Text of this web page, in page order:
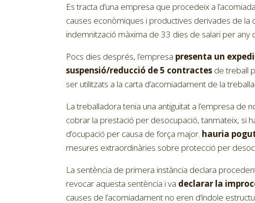
Es tracta d’una empresa que procedeix a
causes econòmiques i productives derivades de la
indemnització màxima de 33 dies de salari per any
Pocs dies després, l’empresa presenta un
suspensió/reducció de 5 contractes de treball
ser utilitzats a la carta d’acomiadament de la
La treballadora tenia una antiguitat a l’empresa
cobrar la prestació per desocupació, tanmateix, si
d’ocupació per causa de força major. hauria
mesures extraordinàries sobre protecció per
La sentència de primera instància declara
revocar aquesta sentència i va declarar la
causes de l’acomiadament no eren d’índole